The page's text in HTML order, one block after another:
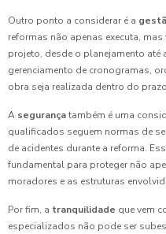
Outro ponto a considerar é a
reformas não apenas executa,
projeto, desde o planejamento até
gerenciamento de cronogramas,
obra seja realizada dentro do
A segurançatambém é uma
qualificados seguem normas de
de acidentes durante a reforma.
fundamental para proteger não
moradores e as estruturas
Por fim, a tranquilidade que vem
especializados não pode ser